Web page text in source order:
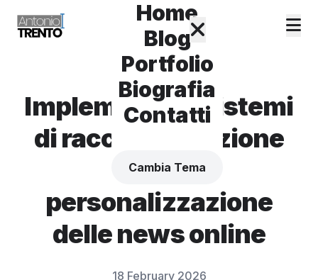
Home
Blog
Portfolio
Biografia
Contatti
Cambia Tema
Implementare sistemi
di raccomandazione
per la
personalizzazione
delle news online
18 February 2026